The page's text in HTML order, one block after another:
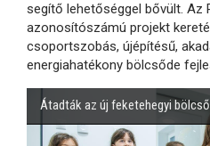
segítő lehetőséggel bővült. Az
azonosítószámú projekt
csoportszobás, újépítésű,
energiahatékony bölcsőde
Átadták az új feketehegyi